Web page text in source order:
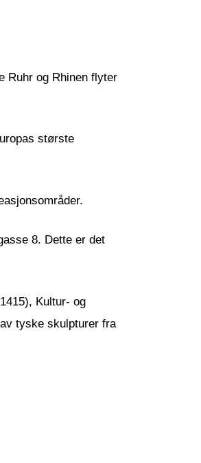
Ruhr og Rhinen flyter
største
8. Dette er det
Kultur- og
tyske skulpturer fra